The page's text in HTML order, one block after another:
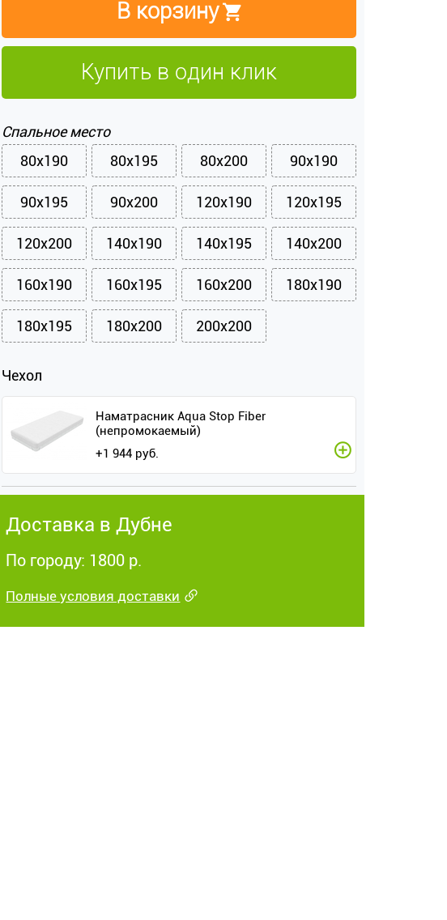
В корзину
Купить в один клик
Спальное место
80x190
80x195 80x200 90x190
90x195 90x200 120x190 120x195
120x200 140x190 140x195 140x200
160x190 160x195 160x200 180x190
180x195 180x200 200x200
Чехол
Наматрасник Aqua Stop Fiber
(непромокаемый)
+1 944 руб.
Доставка в Дубне
По городу: 1800 р.
Полные условия доставки